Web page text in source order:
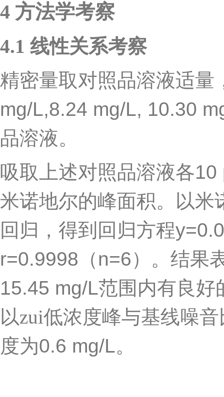
4 方法学考察
4.1 线性关系考察
精密量取对照品溶液适量
mg/L,8.24 mg/L, 10.30
品溶液。
吸取上述对照品溶液各10
米诺地尔的峰面积。以米
回归，得到回归方程
r=0.9998 （n=6）。结果
15.45 mg/L范围内有良好
以zui低浓度峰与基线噪
度为0.6 mg/L。